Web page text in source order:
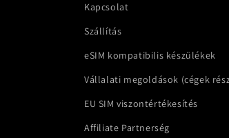
Kapcsolat
Szállítás
eSIM kompatibilis készülékek
Vállalati megoldások (cégek
EU SIM viszontértékesítés
Affiliate Partnerség